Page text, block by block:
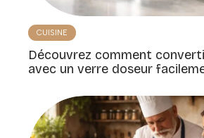
CUISINE
Découvrez comment
avec un verre doseur